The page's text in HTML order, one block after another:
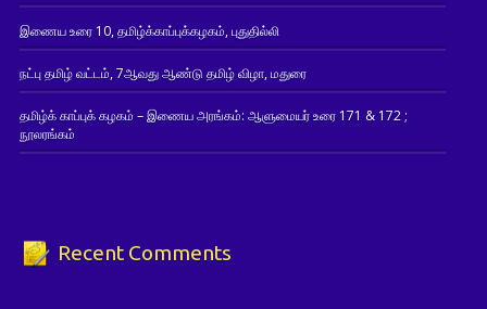
இணைய உரை 10, தமிழ்க்காப்புக்கழகம், புதுதில்லி
நட்பு தமிழ் வட்டம், 7ஆவது ஆண்டு தமிழ் விழா, மதுரை
தமிழ்க் காப்புக் கழகம் – இணைய அரங்கம்: ஆளுமையர் உரை 171 & 172 ;
நூலரங்கம்
Recent Comments